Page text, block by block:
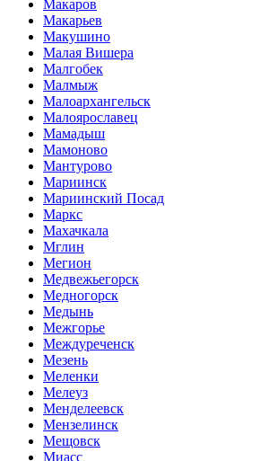
Макаров
Макарьев
Макушино
Малая Вишера
Малгобек
Малмыж
Малоархангельск
Малоярославец
Мамадыш
Мамоново
Мантурово
Мариинск
Мариинский Посад
Маркс
Махачкала
Мглин
Мегион
Медвежьегорск
Медногорск
Медынь
Межгорье
Междуреченск
Мезень
Меленки
Мелеуз
Менделеевск
Мензелинск
Мещовск
Миасс